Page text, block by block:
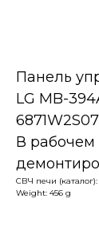
Панель
LG MB-
В рабочем
СВЧ печи
Weight: 456 g